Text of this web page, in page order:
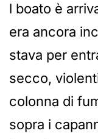
l boato è
era ancora
stava per
secco,
colonna di
sopra i